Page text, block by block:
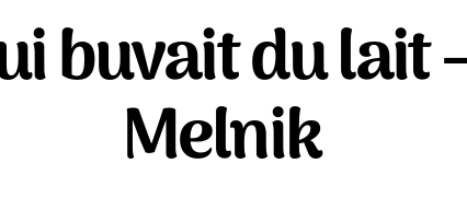
buvait du lait
Melnik